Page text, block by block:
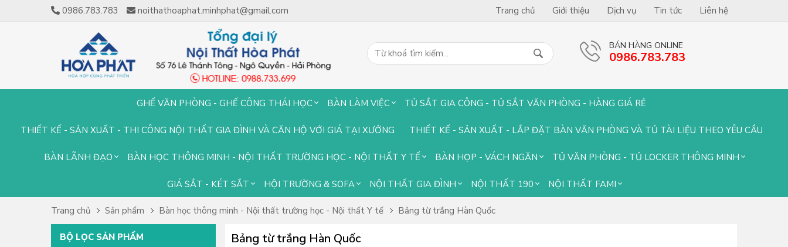
0986.783.783 noithathoaphat.minhphat@gmail.com Trang chủ Giới thiệu Dịch vụ Tin tức Liên hệ
BÁN HÀNG ONLINE
0986.783.783
GHẾ VĂN PHÒNG - GHẾ CÔNG THÁI HỌC BÀN LÀM VIỆC TỦ SẮT GIA CÔNG - TỦ SẮT VĂN PHÒNG - HÀNG GIÁ RẺ
THIẾT KẾ - SẢN XUẤT - THI CÔNG NỘI THẤT GIA ĐÌNH VÀ CĂN HỘ VỚI GIÁ TẠI XƯỞNG THIẾT KẾ - SẢN XUẤT - LẮP ĐẶT BÀN VĂN PHÒNG VÀ TỦ TÀI LIỆU THEO YÊU CẦU
BÀN LÃNH ĐẠO BÀN HỌC THÔNG MINH - NỘI THẤT TRƯỜNG HỌC - NỘI THẤT Y TẾ BÀN HỌP - VÁCH NGĂN TỦ VĂN PHÒNG - TỦ LOCKER THÔNG MINH
GIÁ SẮT - KÉT SẮT HỘI TRƯỜNG & SOFA NỘI THẤT GIA ĐÌNH NỘI THẤT 190 NỘI THẤT FAMI
Trang chủ Sản phẩm Bàn học thông minh - Nội thất trường học - Nội thất Y tế Bảng từ trắng Hàn Quốc
BỘ LỌC SẢN PHẨM
Bảng từ trắng Hàn Quốc